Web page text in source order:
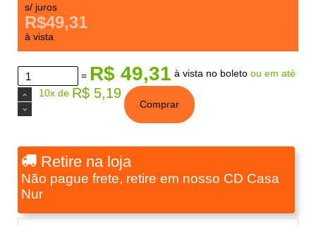
s/ juros
R$49,31
à vista
= R$ 49,31 à vista no boleto ou em até
10x de R$ 5,19
Comprar
Retire na loja
Não pague frete, retire em nosso CD Casa
Nur